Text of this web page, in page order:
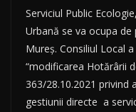
Serviciul Public
Urbană se va ocupa
Mureș. Consiliul Local
“modificarea Hotărârii
363/28.10.2021
gestiunii directe a